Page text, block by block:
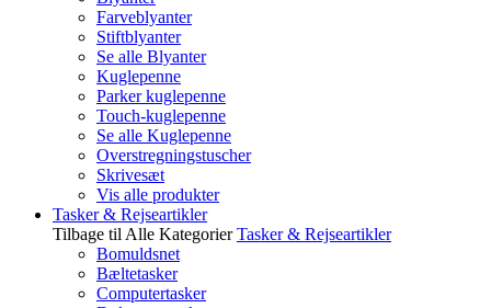
Farveblyanter
Stiftblyanter
Se alle Blyanter
Kuglepenne
Parker kuglepenne
Touch-kuglepenne
Se alle Kuglepenne
Overstregningstuscher
Skrivesæt
Vis alle produkter
Tasker & Rejseartikler
Tilbage til Alle Kategorier Tasker & Rejseartikler
Bomuldsnet
Bæltetasker
Computertasker